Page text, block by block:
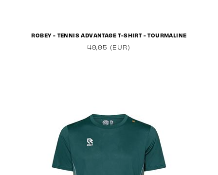
ROBEY - TENNIS ADVANTAGE T-SHIRT - TOURMALINE
49,95 (EUR)